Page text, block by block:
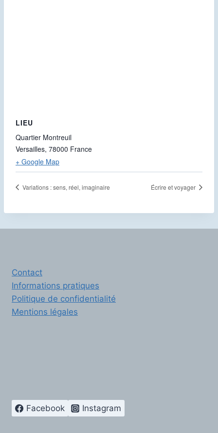
LIEU
Quartier Montreuil
Versailles, 78000 France
+ Google Map
Variations : sens, réel, imaginaire Écrire et voyager
Contact
Informations pratiques
Politique de confidentialité
Mentions légales
Facebook Instagram